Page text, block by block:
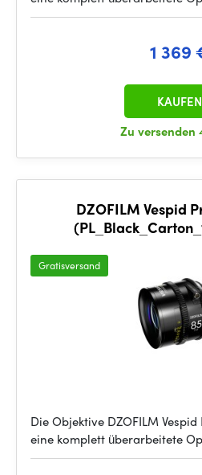
1 369
Zu versenden
KAUFEN
DZOFILM Vespid
Gratisversand
Die Objektive DZOFILM
eine komplett überarbeitete